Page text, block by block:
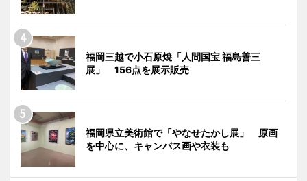
福岡三越で小石原焼「人間国宝 福島善三
展」 156点を展示販売
福岡県立美術館で「やなせたかし展」 原画
を中心に、キャンバス画や衣装も